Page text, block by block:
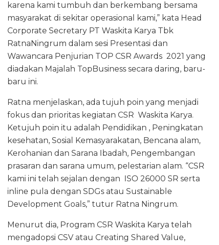
karena kami tumbuh dan berkembang bersama
masyarakat di sekitar operasional kami,” kata Head
Corporate Secretary PT Waskita Karya Tbk
RatnaNingrum dalam sesi Presentasi dan
Wawancara Penjurian TOP CSR Awards 2021 yang
diadakan Majalah TopBusiness secara daring, baru-
baru ini.
Ratna menjelaskan, ada tujuh poin yang menjadi
fokus dan prioritas kegiatan CSR Waskita Karya.
Ketujuh poin itu adalah Pendidikan , Peningkatan
kesehatan, Sosial Kemasyarakatan, Bencana alam,
Kerohanian dan Sarana Ibadah, Pengembangan
prasaran dan sarana umum, pelestarian alam. “CSR
kami ini telah sejalan dengan ISO 26000 SR serta
inline pula dengan SDGs atau Sustainable
Development Goals,” tutur Ratna Ningrum.
Menurut dia, Program CSR Waskita Karya telah
mengadopsi CSV atau Creating Shared Value,